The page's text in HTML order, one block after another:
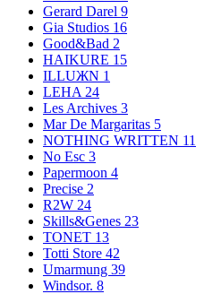
Gerard Darel 9
Gia Studios 16
Good&Bad 2
HAIKURE 15
ILLUЖN 1
LEHA 24
Les Archives 3
Mar De Margaritas 5
NOTHING WRITTEN 11
No Esc 3
Papermoon 4
Precise 2
R2W 24
Skills&Genes 23
TONET 13
Totti Store 42
Umarmung 39
Windsor. 8